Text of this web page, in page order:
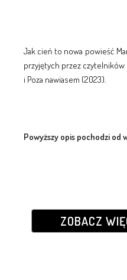
Jak cień to nowa powieść
przyjętych przez
i Poza nawiasem (2023).
Powyższy opis pochodzi od
ZOBACZ